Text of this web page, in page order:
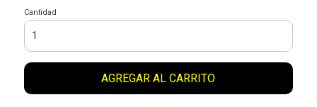
Cantidad
AGREGAR AL CARRITO